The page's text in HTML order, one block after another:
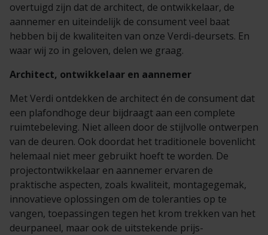
overtuigd zijn dat de architect, de ontwikkelaar, de
aannemer en uiteindelijk de consument veel baat
hebben bij de kwaliteiten van onze Verdi-deursets. En
waar wij zo in geloven, delen we graag.
Architect, ontwikkelaar en aannemer
Met Verdi ontdekken de architect én de consument dat
een plafondhoge deur bijdraagt aan een complete
ruimtebeleving. Niet alleen door de stijlvolle ontwerpen
van de deuren. Ook doordat het traditionele bovenlicht
helemaal niet meer gebruikt hoeft te worden. De
projectontwikkelaar en aannemer ervaren de
praktische aspecten, zoals kwaliteit, montagegemak,
innovatieve oplossingen om de toleranties op te
vangen, toepassingen tegen het krom trekken van het
deurpaneel, maar ook de uitstekende prijs-